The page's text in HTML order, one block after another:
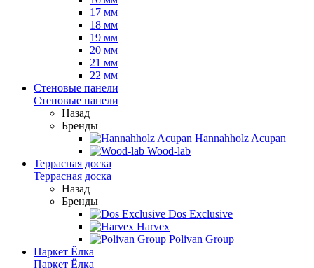
17 мм
18 мм
19 мм
20 мм
21 мм
22 мм
Стеновые панели
Стеновые панели
Назад
Бренды
Hannahholz Acupan
Wood-lab
Террасная доска
Террасная доска
Назад
Бренды
Dos Exclusive
Harvex
Polivan Group
Паркет Ёлка
Паркет Ёлка